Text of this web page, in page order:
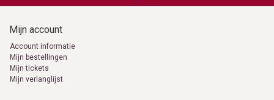
Mijn account
Account informatie
Mijn bestellingen
Mijn tickets
Mijn verlanglijst